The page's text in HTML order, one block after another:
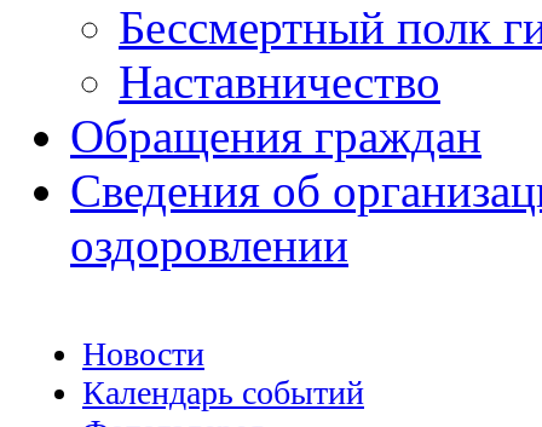
Бессмертный полк
Наставничество
Обращения граждан
Сведения об
оздоровлении
Новости
Календарь событий